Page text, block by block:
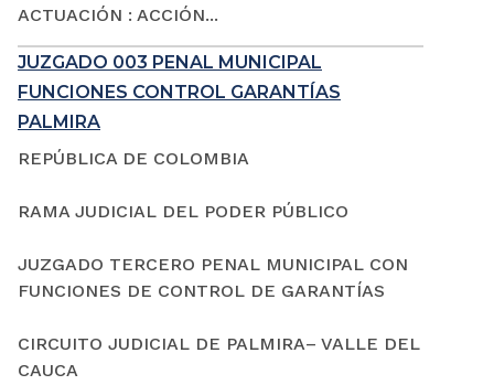
ACTUACIÓN : ACCIÓN...
JUZGADO 003 PENAL MUNICIPAL
FUNCIONES CONTROL GARANTÍAS
PALMIRA
REPÚBLICA DE COLOMBIA
RAMA JUDICIAL DEL PODER PÚBLICO
JUZGADO TERCERO PENAL MUNICIPAL CON
FUNCIONES DE CONTROL DE GARANTÍAS
CIRCUITO JUDICIAL DE PALMIRA– VALLE DEL
CAUCA